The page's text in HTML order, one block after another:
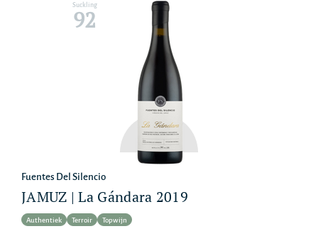
Suckling
92
Fuentes Del Silencio
JAMUZ | La Gándara 2019
Authentiek Terroir Topwijn